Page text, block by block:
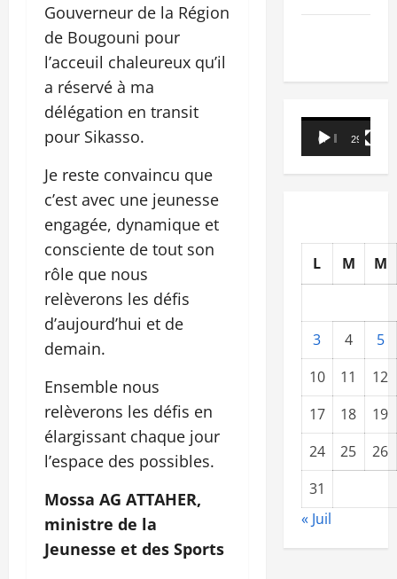
Gouverneur de la Région
de Bougouni pour
l’acceuil chaleureux qu’il
a réservé à ma
délégation en transit
pour Sikasso.
Je reste convaincu que
c’est avec une jeunesse
engagée, dynamique et
consciente de tout son
rôle que nous
relèverons les défis
d’aujourd’hui et de
demain.
Ensemble nous
relèverons les défis en
élargissant chaque jour
l’espace des possibles.
Mossa AG ATTAHER,
ministre de la
Jeunesse et des Sports
Lecteur
vidéo
00:00 29:21
L M M
3 4
5
10
11
12
17
18
19
24
25
26
31
« Juil